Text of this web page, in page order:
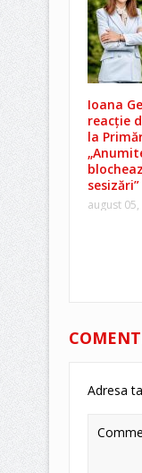
Ioana
reacție
la
sesizări”
august
Adresa